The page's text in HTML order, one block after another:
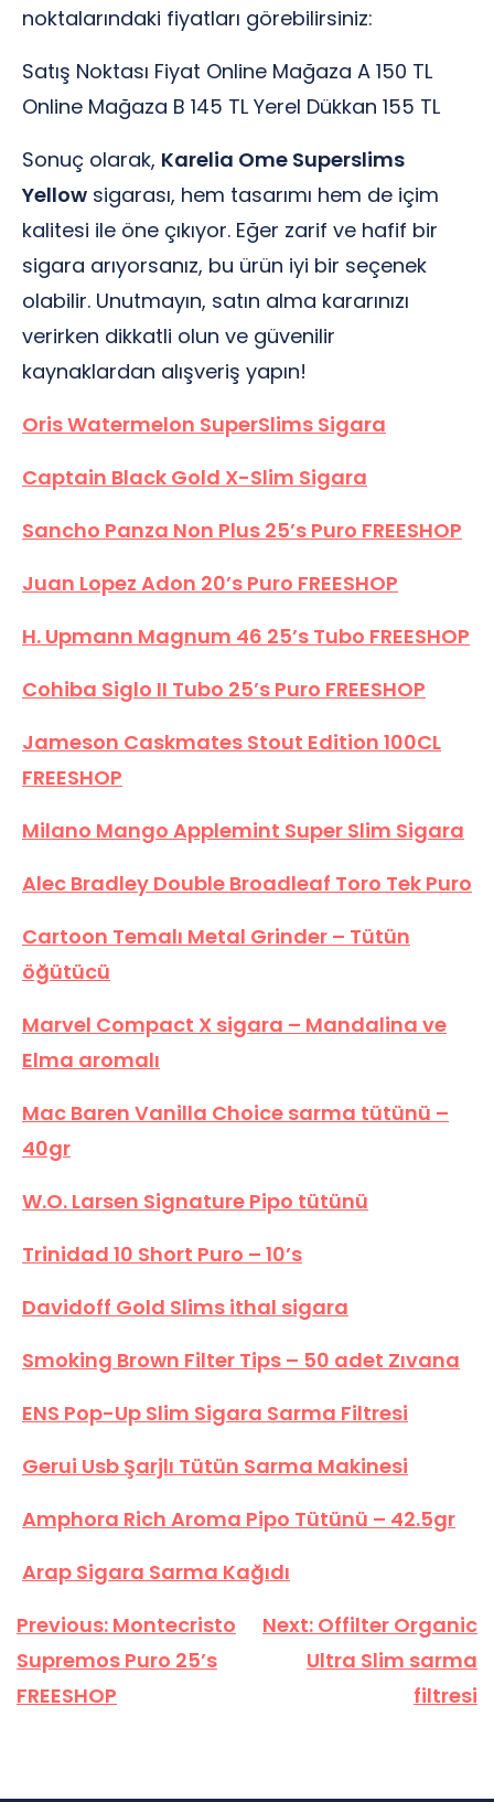
noktalarındaki fiyatları görebilirsiniz:
Satış Noktası Fiyat Online Mağaza A 150 TL
Online Mağaza B 145 TL Yerel Dükkan 155 TL
Sonuç olarak, Karelia Ome Superslims
Yellow sigarası, hem tasarımı hem de içim
kalitesi ile öne çıkıyor. Eğer zarif ve hafif bir
sigara arıyorsanız, bu ürün iyi bir seçenek
olabilir. Unutmayın, satın alma kararınızı
verirken dikkatli olun ve güvenilir
kaynaklardan alışveriş yapın!
Oris Watermelon SuperSlims Sigara
Captain Black Gold X-Slim Sigara
Sancho Panza Non Plus 25’s Puro FREESHOP
Juan Lopez Adon 20’s Puro FREESHOP
H. Upmann Magnum 46 25’s Tubo FREESHOP
Cohiba Siglo II Tubo 25’s Puro FREESHOP
Jameson Caskmates Stout Edition 100CL
FREESHOP
Milano Mango Applemint Super Slim Sigara
Alec Bradley Double Broadleaf Toro Tek Puro
Cartoon Temalı Metal Grinder – Tütün
öğütücü
Marvel Compact X sigara – Mandalina ve
Elma aromalı
Mac Baren Vanilla Choice sarma tütünü –
40gr
W.O. Larsen Signature Pipo tütünü
Trinidad 10 Short Puro – 10’s
Davidoff Gold Slims ithal sigara
Smoking Brown Filter Tips – 50 adet Zıvana
ENS Pop-Up Slim Sigara Sarma Filtresi
Gerui Usb Şarjlı Tütün Sarma Makinesi
Amphora Rich Aroma Pipo Tütünü – 42.5gr
Arap Sigara Sarma Kağıdı
Yazı
gezinmesi
Previous: Montecristo
Supremos Puro 25’s
FREESHOP
Next: Offilter Organic
Ultra Slim sarma
filtresi